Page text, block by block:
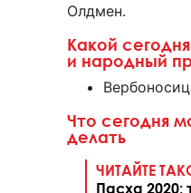
Олдмен.
Какой
и народный
Что сегодня
делать
ЧИТАЙТЕ
Пасха 2020: